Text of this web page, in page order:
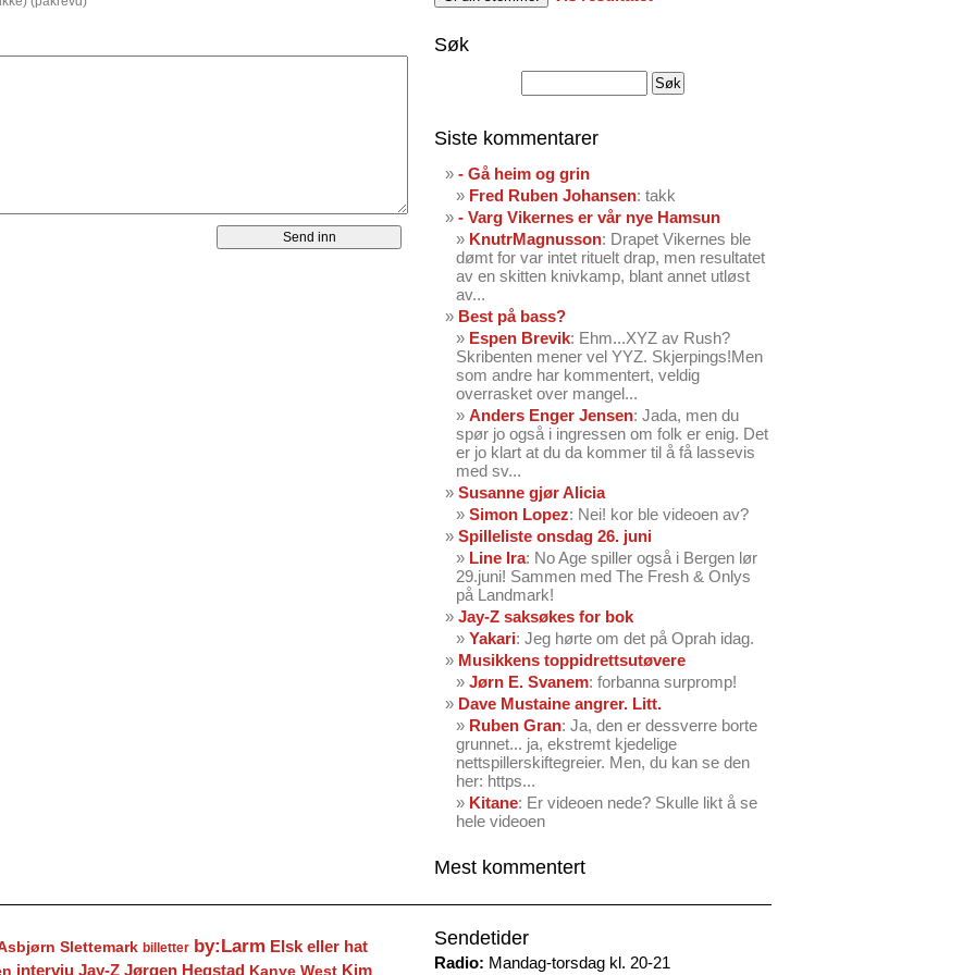
Søk
Siste kommentarer
- Gå heim og grin
Fred Ruben Johansen: takk
- Varg Vikernes er vår nye Hamsun
KnutrMagnusson: Drapet Vikernes ble
dømt for var intet rituelt drap, men resultatet
av en skitten knivkamp, blant annet utløst
av...
Best på bass?
Espen Brevik: Ehm...XYZ av Rush?
Skribenten mener vel YYZ. Skjerpings!Men
som andre har kommentert, veldig
overrasket over mangel...
Anders Enger Jensen: Jada, men du
spør jo også i ingressen om folk er enig. Det
er jo klart at du da kommer til å få lassevis
med sv...
Susanne gjør Alicia
Simon Lopez: Nei! kor ble videoen av?
Spilleliste onsdag 26. juni
Line Ira: No Age spiller også i Bergen lør
29.juni! Sammen med The Fresh & Onlys
på Landmark!
Jay-Z saksøkes for bok
Yakari: Jeg hørte om det på Oprah idag.
Musikkens toppidrettsutøvere
Jørn E. Svanem: forbanna surpromp!
Dave Mustaine angrer. Litt.
Ruben Gran: Ja, den er dessverre borte
grunnet... ja, ekstremt kjedelige
nettspillerskiftegreier. Men, du kan se den
her: https...
Kitane: Er videoen nede? Skulle likt å se
hele videoen
Mest kommentert
Slettemark billetter by:Larm Elsk eller hat
intervju Jay-Z Jørgen Hegstad Kanye West Kim
Sendetider
Radio: Mandag-torsdag kl. 20-21